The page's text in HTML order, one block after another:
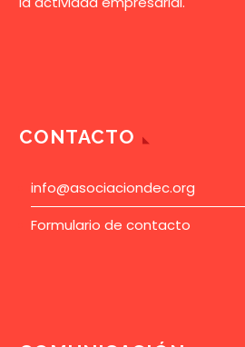
CONTACTO
info@asociaciondec.org
Formulario de contacto